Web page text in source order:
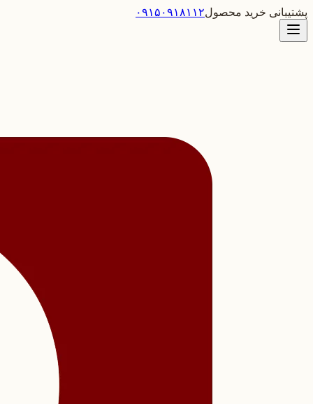
پشتیبانی خرید محصول۰۹۱۵۰۹۱۸۱۱۲